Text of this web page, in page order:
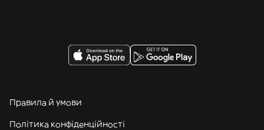
Правила й умови
Політика конфіденційності